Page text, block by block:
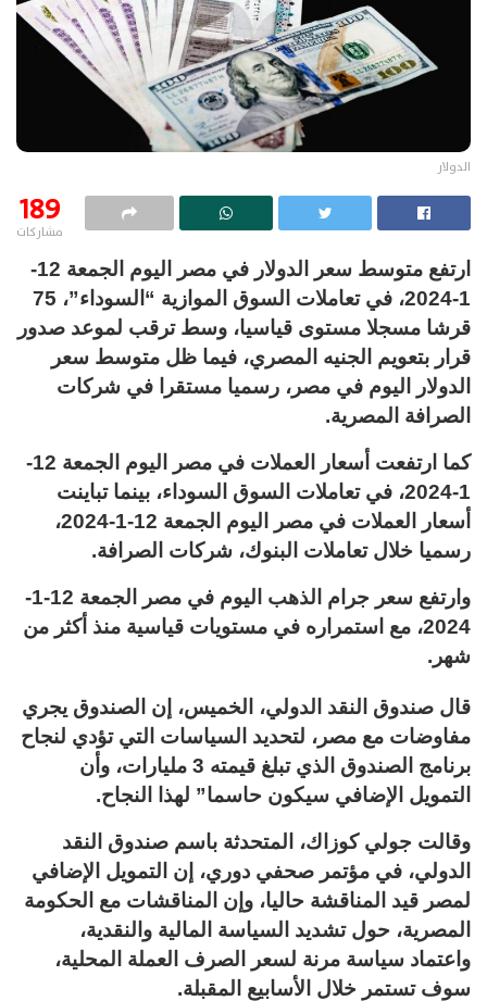
الدولار
189
مشاركات
ارتفع متوسط سعر الدولار في مصر اليوم الجمعة 12-
1-2024، في تعاملات السوق الموازية “السوداء”، 75
قرشا مسجلا مستوى قياسيا، وسط ترقب لموعد صدور
قرار بتعويم الجنيه المصري، فيما ظل متوسط سعر
الدولار اليوم في مصر، رسميا مستقرا في شركات
الصرافة المصرية.
كما ارتفعت أسعار العملات في مصر اليوم الجمعة 12-
1-2024، في تعاملات السوق السوداء، بينما تباينت
أسعار العملات في مصر اليوم الجمعة 12-1-2024،
رسميا خلال تعاملات البنوك، شركات الصرافة.
وارتفع سعر جرام الذهب اليوم في مصر الجمعة 12-1-
2024، مع استمراره في مستويات قياسية منذ أكثر من
شهر.
قال صندوق النقد الدولي، الخميس، إن الصندوق يجري
مفاوضات مع مصر، لتحديد السياسات التي تؤدي لنجاح
برنامج الصندوق الذي تبلغ قيمته 3 مليارات، وأن
التمويل الإضافي سيكون حاسما” لهذا النجاح.
وقالت جولي كوزاك، المتحدثة باسم صندوق النقد
الدولي، في مؤتمر صحفي دوري، إن التمويل الإضافي
لمصر قيد المناقشة حاليا، وإن المناقشات مع الحكومة
المصرية، حول تشديد السياسة المالية والنقدية،
واعتماد سياسة مرنة لسعر الصرف العملة المحلية،
سوف تستمر خلال الأسابيع المقبلة.